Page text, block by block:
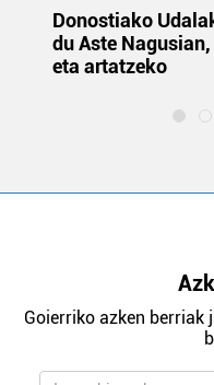
Donostiako
du Aste
eta artatzeko
Goierriko azken berriak